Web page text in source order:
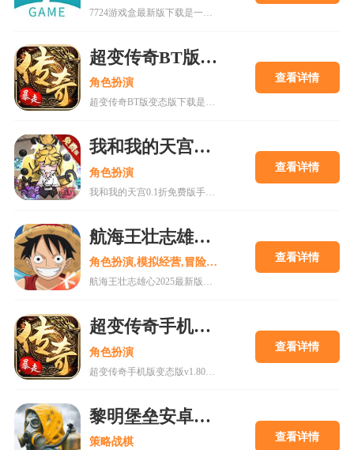
7724游戏盒最新版下载是一款h5游戏盒子,使用该软件用户可以随意体验各种网页游戏,海量在线游戏资源,无需下载,无需pc即可游玩,更有上千款热门破解游戏可以在线畅玩.感兴趣的朋友可以来下载。
超变传奇BT版变态版下载
角色扮演
超变传奇BT版变态版下载是一款以PK为主的大型即时战斗游戏。经典复古的传奇游戏,轻松挂机,高度自由的开放性规则设定等你来解锁!
查看详情
我和我的天宫0.1折免费版手游
角色扮演
我和我的天宫0.1折免费版手游是一款古风仙侠玩家扮演类手游。游戏内所有充值皆为0.1折，更有7日登录豪礼，累计登录豪礼，开服庆典等免费白嫖活动。
查看详情
航海王壮志雄心2025最新版
角色扮演,模拟经营,冒险解谜
航海王壮志雄心2025最新版是一款以全新的航海王游戏过程打造独特的互动式冒险，更高品质的剧情和还原动漫角色的旅途在这里为你呈现。喜欢的小伙伴还在等什么呢?快来18183下载这款游戏吧~
查看详情
超变传奇手机版变态版v1.80下载
角色扮演
超变传奇手机版变态版v1.80下载是一款十分厉害的传奇游戏，vip66vip77vip888续写传奇传承经典上线即送VIP11，海量福利等你体验，现在下载体验，上线就能高人一等!
查看详情
黎明堡垒安卓版正版
策略战棋 查看详情